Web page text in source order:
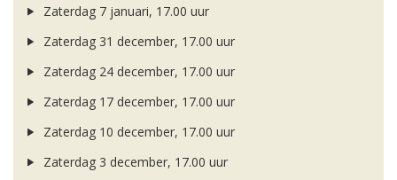
Zaterdag 7 januari, 17.00 uur
Zaterdag 31 december, 17.00 uur
Zaterdag 24 december, 17.00 uur
Zaterdag 17 december, 17.00 uur
Zaterdag 10 december, 17.00 uur
Zaterdag 3 december, 17.00 uur